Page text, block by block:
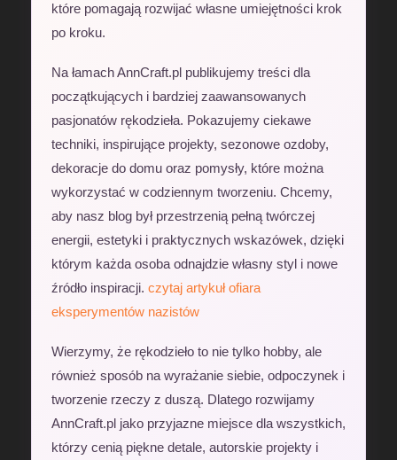
które pomagają rozwijać własne umiejętności krok
po kroku.
Na łamach AnnCraft.pl publikujemy treści dla
początkujących i bardziej zaawansowanych
pasjonatów rękodzieła. Pokazujemy ciekawe
techniki, inspirujące projekty, sezonowe ozdoby,
dekoracje do domu oraz pomysły, które można
wykorzystać w codziennym tworzeniu. Chcemy,
aby nasz blog był przestrzenią pełną twórczej
energii, estetyki i praktycznych wskazówek, dzięki
którym każda osoba odnajdzie własny styl i nowe
źródło inspiracji. czytaj artykuł ofiara
eksperymentów nazistów
Wierzymy, że rękodzieło to nie tylko hobby, ale
również sposób na wyrażanie siebie, odpoczynek i
tworzenie rzeczy z duszą. Dlatego rozwijamy
AnnCraft.pl jako przyjazne miejsce dla wszystkich,
którzy cenią piękne detale, autorskie projekty i